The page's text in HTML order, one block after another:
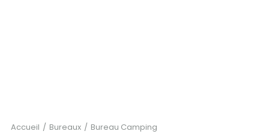
Accueil Bureaux Bureau Camping